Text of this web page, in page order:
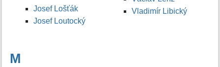
Josef Lošťák
Josef Loutocký
Vladimír Libický
M